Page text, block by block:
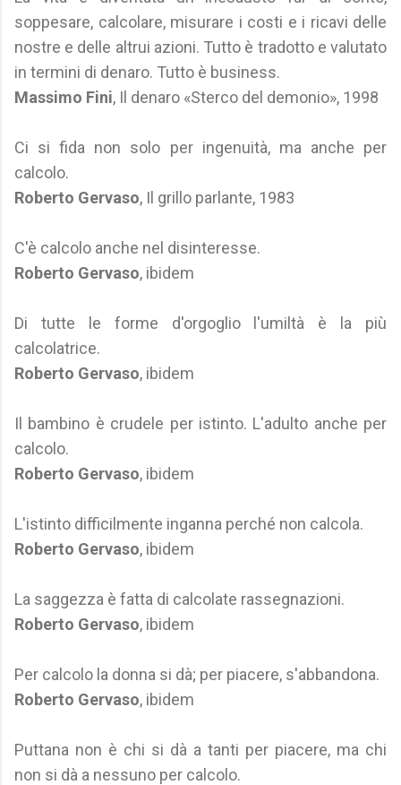
soppesare, calcolare, misurare i costi e i ricavi delle
nostre e delle altrui azioni. Tutto è tradotto e valutato
in termini di denaro. Tutto è business.
Massimo Fini, Il denaro «Sterco del demonio», 1998
Ci si fida non solo per ingenuità, ma anche per
calcolo.
Roberto Gervaso, Il grillo parlante, 1983
C'è calcolo anche nel disinteresse.
Roberto Gervaso, ibidem
Di tutte le forme d'orgoglio l'umiltà è la più
calcolatrice.
Roberto Gervaso, ibidem
Il bambino è crudele per istinto. L'adulto anche per
calcolo.
Roberto Gervaso, ibidem
L'istinto difficilmente inganna perché non calcola.
Roberto Gervaso, ibidem
La saggezza è fatta di calcolate rassegnazioni.
Roberto Gervaso, ibidem
Per calcolo la donna si dà; per piacere, s'abbandona.
Roberto Gervaso, ibidem
Puttana non è chi si dà a tanti per piacere, ma chi
non si dà a nessuno per calcolo.